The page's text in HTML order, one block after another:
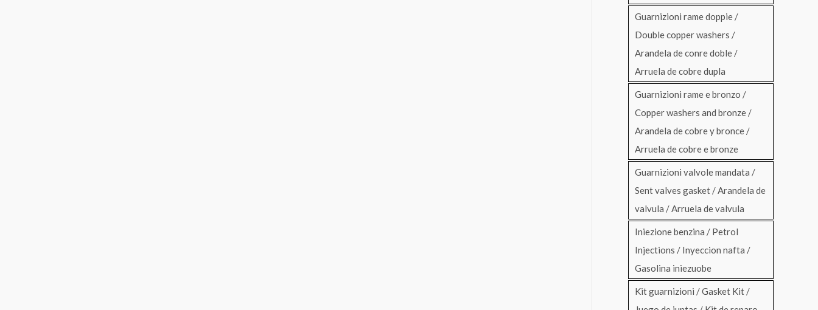
Guarnizioni rame doppie /
Double copper washers /
Arandela de conre doble /
Arruela de cobre dupla
Guarnizioni rame e bronzo /
Copper washers and bronze /
Arandela de cobre y bronce /
Arruela de cobre e bronze
Guarnizioni valvole mandata /
Sent valves gasket / Arandela de
valvula / Arruela de valvula
Iniezione benzina / Petrol
Injections / Inyeccion nafta /
Gasolina iniezuobe
Kit guarnizioni / Gasket Kit /